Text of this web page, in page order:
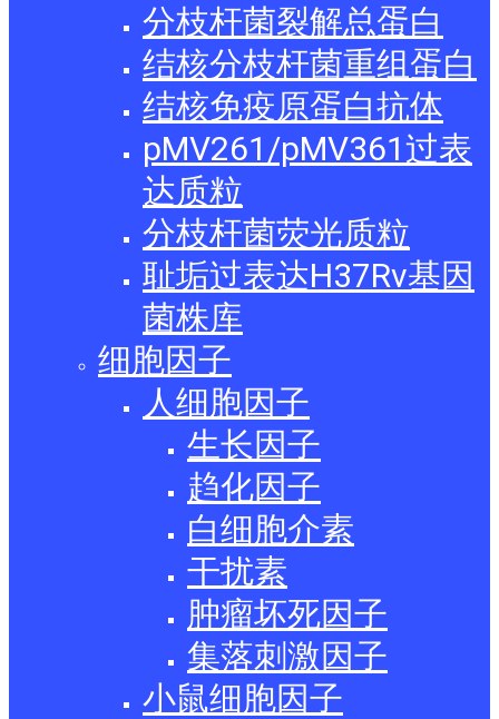
分枝杆菌裂解总蛋白
结核分枝杆菌重组蛋白
结核免疫原蛋白抗体
pMV261/pMV361过表
达质粒
分枝杆菌荧光质粒
耻垢过表达H37Rv基因
菌株库
细胞因子
人细胞因子
生长因子
趋化因子
白细胞介素
干扰素
肿瘤坏死因子
集落刺激因子
小鼠细胞因子